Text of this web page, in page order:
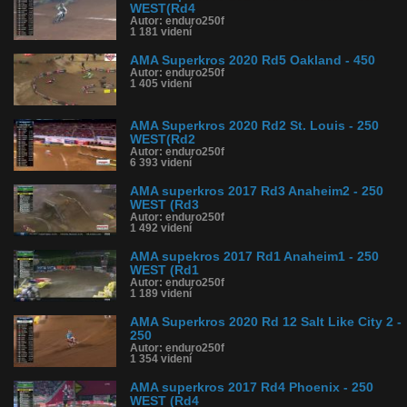
2. Shane McElrath - 112b
3. Aaron Plessinger - 97b
4. Martin Davalos - 92b
5. James Decotis - 73b
6. Austin Forkner - 68b
Počet holeshotov:
Jimmy Decotis - 1 (San Diego)
Austin Forkner - 2 (Anaheim2, Phoenix)
Martin Davalos - 1 (Oakland)
Austin Forkner - 24. miesto (6. v bodovom hodnotení)
Dan Reardon - 12. miesto (7. v bodovom hodnotení)
Kvalita: HD
Zverejnené: 18.5.2018 12:09
Páči sa: 0% (0 hlasov)
Obľúbené: 0
Komentárov: 0
Kategória: auto-moto
Tagy: motokros, superkros
História sledovanosti videa:
WEST(Rd4
Autor: enduro250f
1 181 videní
AMA Superkros 2020 Rd5 Oakland - 450
Autor: enduro250f
1 405 videní
AMA Superkros 2020 Rd2 St. Louis - 250
WEST(Rd2
Autor: enduro250f
6 393 videní
AMA superkros 2017 Rd3 Anaheim2 - 250
WEST (Rd3
Autor: enduro250f
1 492 videní
AMA supekros 2017 Rd1 Anaheim1 - 250
WEST (Rd1
Autor: enduro250f
1 189 videní
AMA Superkros 2020 Rd 12 Salt Like City 2 -
250
Autor: enduro250f
1 354 videní
AMA superkros 2017 Rd4 Phoenix - 250
WEST (Rd4